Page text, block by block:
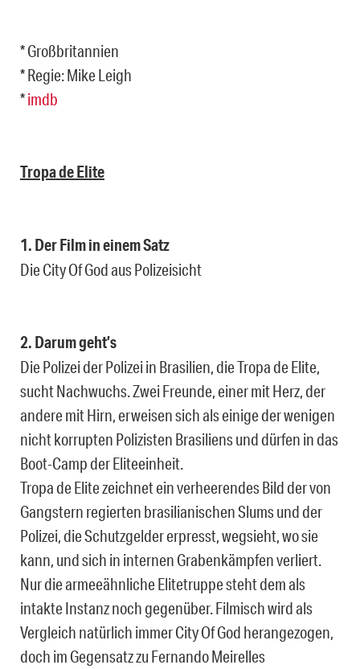
* Großbritannien
* Regie: Mike Leigh
*imdb
Tropa de Elite
1. Der Film in einem Satz
Die City Of God aus Polizeisicht
2. Darum geht’s
Die Polizei der Polizei in Brasilien, die Tropa de Elite,
sucht Nachwuchs. Zwei Freunde, einer mit Herz, der
andere mit Hirn, erweisen sich als einige der wenigen
nicht korrupten Polizisten Brasiliens und dürfen in das
Boot-Camp der Eliteeinheit.
Tropa de Elite zeichnet ein verheerendes Bild der von
Gangstern regierten brasilianischen Slums und der
Polizei, die Schutzgelder erpresst, wegsieht, wo sie
kann, und sich in internen Grabenkämpfen verliert.
Nur die armeeähnliche Elitetruppe steht dem als
intakte Instanz noch gegenüber. Filmisch wird als
Vergleich natürlich immer City Of God herangezogen,
doch im Gegensatz zu Fernando Meirelles